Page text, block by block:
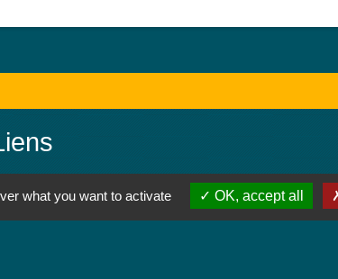
what you want to activate OK, accept all